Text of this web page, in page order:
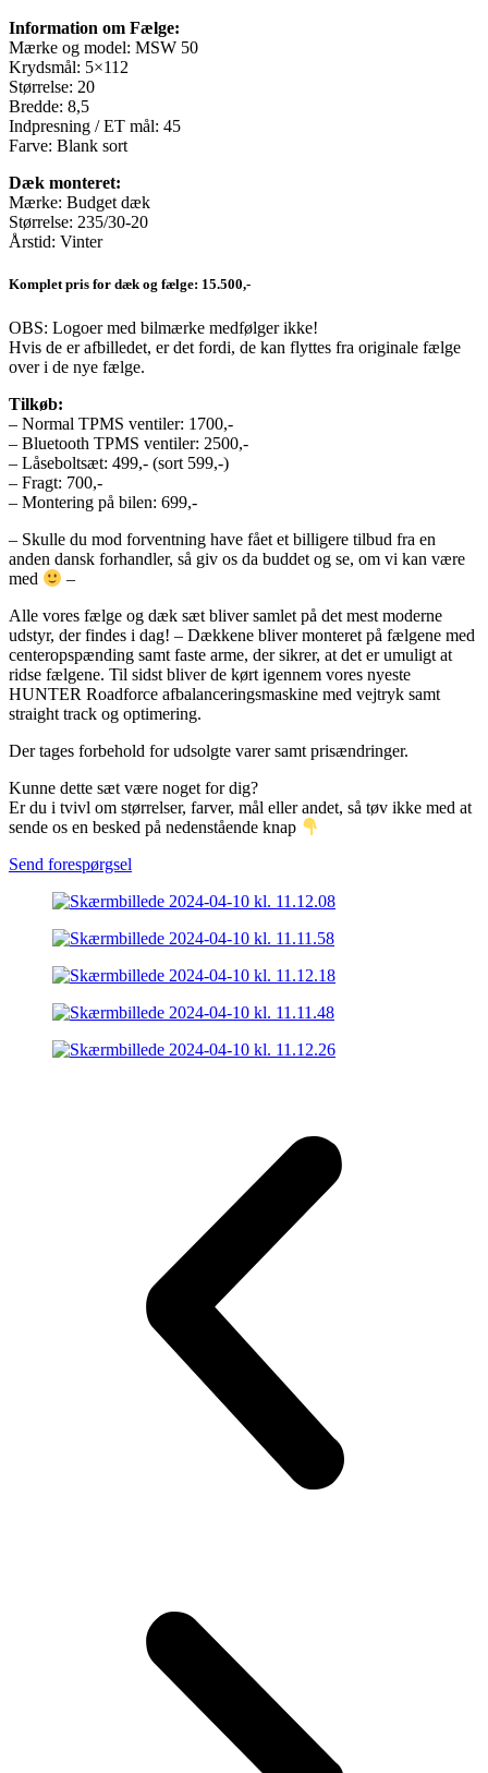
Information om Fælge:
Mærke og model: MSW 50
Krydsmål: 5×112
Størrelse: 20
Bredde: 8,5
Indpresning / ET mål: 45
Farve: Blank sort
Dæk monteret:
Mærke: Budget dæk
Størrelse: 235/30-20
Årstid: Vinter
Komplet pris for dæk og fælge: 15.500,-
OBS: Logoer med bilmærke medfølger ikke!
Hvis de er afbilledet, er det fordi, de kan flyttes fra originale fælge
over i de nye fælge.
Tilkøb:
– Normal TPMS ventiler: 1700,-
– Bluetooth TPMS ventiler: 2500,-
– Låseboltsæt: 499,- (sort 599,-)
– Fragt: 700,-
– Montering på bilen: 699,-
– Skulle du mod forventning have fået et billigere tilbud fra en
anden dansk forhandler, så giv os da buddet og se, om vi kan være
med
–
Alle vores fælge og dæk sæt bliver samlet på det mest moderne
udstyr, der findes i dag! – Dækkene bliver monteret på fælgene med
centeropspænding samt faste arme, der sikrer, at det er umuligt at
ridse fælgene. Til sidst bliver de kørt igennem vores nyeste
HUNTER Roadforce afbalanceringsmaskine med vejtryk samt
straight track og optimering.
Der tages forbehold for udsolgte varer samt prisændringer.
Kunne dette sæt være noget for dig?
Er du i tvivl om størrelser, farver, mål eller andet, så tøv ikke med at
sende os en besked på nedenstående knap
Send forespørgsel